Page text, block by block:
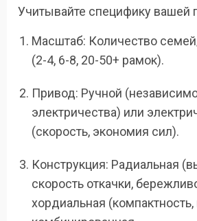
Учитывайте специфику вашей
Масштаб: Количество
(2-4, 6-8, 20-50+ рамок).
Привод: Ручной
электричества) или
(скорость, экономия сил).
Конструкция: Радиальная
скорость откачки,
хордиальная (компактность,